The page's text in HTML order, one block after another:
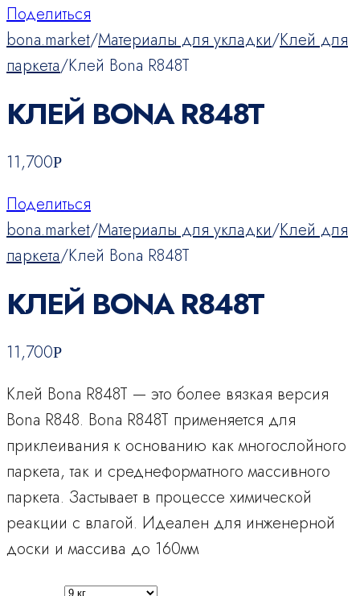
Поделиться
bona.market/Материалы для укладки/Клей для
паркета/Клей Bona R848T
КЛЕЙ BONA R848T
11,700Р
Поделиться
bona.market/Материалы для укладки/Клей для
паркета/Клей Bona R848T
КЛЕЙ BONA R848T
11,700Р
Клей Bona R848T — это более вязкая версия
Bona R848. Bona R848T применяется для
приклеивания к основанию как многослойного
паркета, так и среднеформатного массивного
паркета. Застывает в процессе химической
реакции с влагой. Идеален для инженерной
доски и массива до 160мм